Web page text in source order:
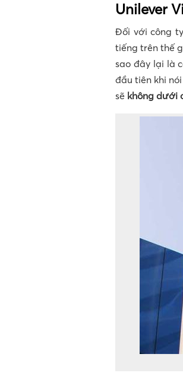
Unilever
Đối với công
tiếng trên thế
sao đây lại là
đầu tiên khi
sẽ không dưới